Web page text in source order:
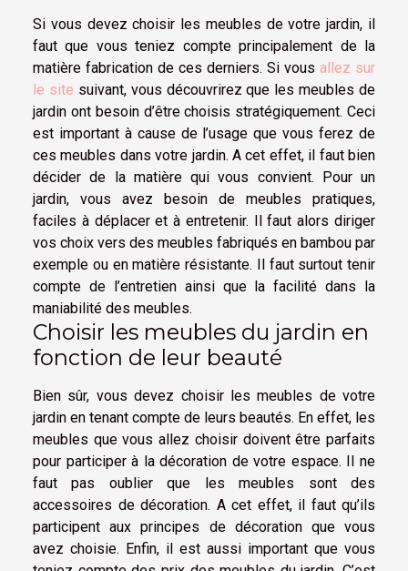
Si vous devez choisir les meubles de votre jardin, il
faut que vous teniez compte principalement de la
matière fabrication de ces derniers. Si vous allez sur
le site suivant, vous découvrirez que les meubles de
jardin ont besoin d’être choisis stratégiquement. Ceci
est important à cause de l’usage que vous ferez de
ces meubles dans votre jardin. A cet effet, il faut bien
décider de la matière qui vous convient. Pour un
jardin, vous avez besoin de meubles pratiques,
faciles à déplacer et à entretenir. Il faut alors diriger
vos choix vers des meubles fabriqués en bambou par
exemple ou en matière résistante. Il faut surtout tenir
compte de l’entretien ainsi que la facilité dans la
maniabilité des meubles.
Choisir les meubles du jardin en
fonction de leur beauté
Bien sûr, vous devez choisir les meubles de votre
jardin en tenant compte de leurs beautés. En effet, les
meubles que vous allez choisir doivent être parfaits
pour participer à la décoration de votre espace. Il ne
faut pas oublier que les meubles sont des
accessoires de décoration. A cet effet, il faut qu’ils
participent aux principes de décoration que vous
avez choisie. Enfin, il est aussi important que vous